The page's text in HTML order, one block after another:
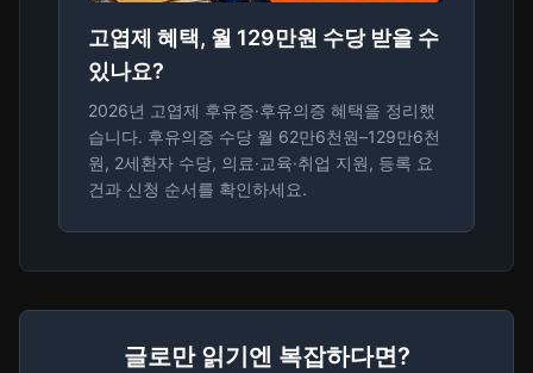
고엽제 혜택, 월 129만원 수당 받을 수
있나요?
2026년 고엽제 후유증·후유의증 혜택을 정리했
습니다. 후유의증 수당 월 62만6천원–129만6천
원, 2세환자 수당, 의료·교육·취업 지원, 등록 요
건과 신청 순서를 확인하세요.
글로만 읽기엔 복잡하다면?